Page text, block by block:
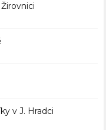
v J. Hradci